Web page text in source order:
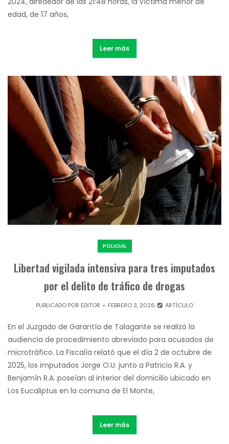
edad, de 17 años,
Leer más
POLICIAL
Libertad vigilada intensiva para tres imputados
por el delito de tráfico de drogas
PUBLICADO POR EDITOR FEBRERO 3, 2026 ARTÍCULO
En el Juzgado de Garantía de Talagante se realizó la
audiencia de procedimiento abreviado para acusados de
microtráfico. La Fiscalía relató que el día 2 de octubre de
2025, los imputados Jorge O.U. junto a Patricio R.A. y
Benjamín R.A. poseían al interior del domicilio ubicado en
Los Eucaliptus en la comuna de El Monte,
Leer más